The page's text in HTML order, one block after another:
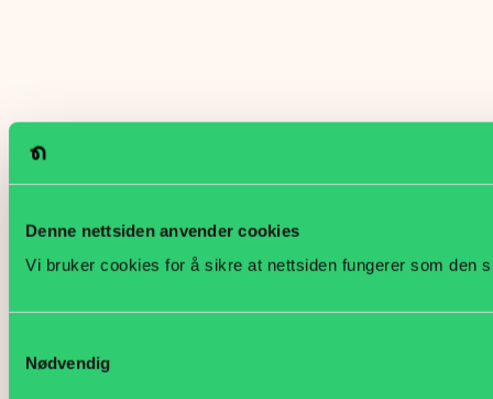
Denne nettsiden anvender cookies
Vi bruker cookies for å sikre at nettsiden fungerer som den
Nødvendig